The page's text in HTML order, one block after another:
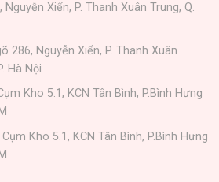
Nguyễn Xiển, P. Thanh Xuân Trung, Q.
286, Nguyễn Xiển, P. Thanh Xuân
Hà Nội
Kho 5.1, KCN Tân Bình, P.Bình Hưng
Cụm Kho 5.1, KCN Tân Bình, P.Bình Hưng